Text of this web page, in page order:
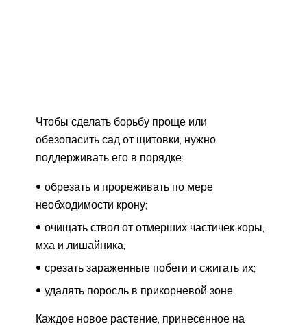
Чтобы сделать борьбу проще или
обезопасить сад от щитовки, нужно
поддерживать его в порядке:
обрезать и прореживать по мере
необходимости крону;
очищать ствол от отмерших частичек коры,
мха и лишайника;
срезать зараженные побеги и сжигать их;
удалять поросль в прикорневой зоне.
Каждое новое растение, принесенное на